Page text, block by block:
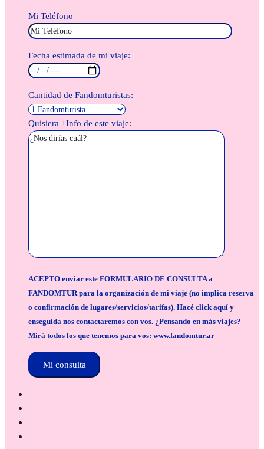
Mi Teléfono
Fecha estimada de mi viaje:
Cantidad de Fandomturistas:
Quisiera +Info de este viaje:
ACEPTO enviar este FORMULARIO DE CONSULTA a
FANDOMTUR para la organización de mi viaje (no implica reserva
o confirmación de lugares/servicios/tarifas). Hacé click aquí y
enseguida nos contactaremos con vos. ¿Pensando en más viajes?
Mirá todos los que tenemos para vos: www.fandomtur.ar